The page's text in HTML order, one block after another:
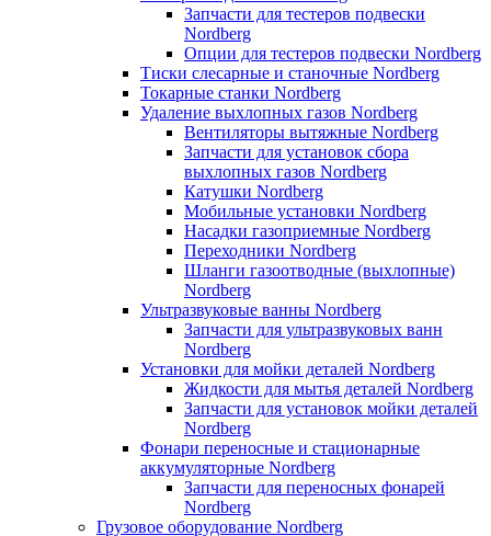
Запчасти для тестеров подвески
Nordberg
Опции для тестеров подвески Nordberg
Тиски слесарные и станочные Nordberg
Токарные станки Nordberg
Удаление выхлопных газов Nordberg
Вентиляторы вытяжные Nordberg
Запчасти для установок сбора
выхлопных газов Nordberg
Катушки Nordberg
Мобильные установки Nordberg
Насадки газоприемные Nordberg
Переходники Nordberg
Шланги газоотводные (выхлопные)
Nordberg
Ультразвуковые ванны Nordberg
Запчасти для ультразвуковых ванн
Nordberg
Установки для мойки деталей Nordberg
Жидкости для мытья деталей Nordberg
Запчасти для установок мойки деталей
Nordberg
Фонари переносные и стационарные
аккумуляторные Nordberg
Запчасти для переносных фонарей
Nordberg
Грузовое оборудование Nordberg